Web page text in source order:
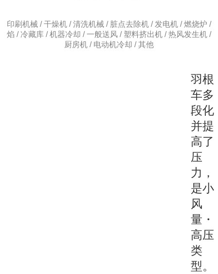
印刷机械 / 干燥机 / 清洗机械 / 脏点去除机 / 发电机 / 燃烧炉 /
焰 / 冷藏库 / 机器冷却 / 一般送风 / 塑料挤出机 / 热风发生机 /
厨房机 / 电动机冷却 / 其他
羽根
车多
段化
并提
高了
压
力，
是小
风
量・
高压
类
型。